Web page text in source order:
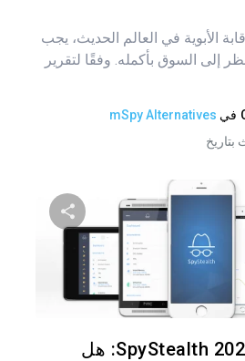
الأبوية في العالم الحديث، يجب
إلى السوق بأكمله. وفقًا لتقرير
في mSpy Alternatives
شارك
مراجعة تطبيق SpyStealth 2026: هل